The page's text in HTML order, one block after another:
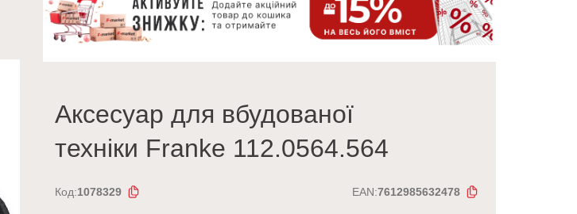
Аксесуар для вбудованої
техніки Franke 112.0564.564
Код:1078329 EAN:7612985632478